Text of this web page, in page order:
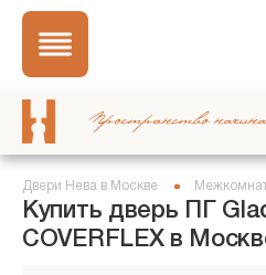
Пространство
Двери Нева в Москве
Купить дверь ПГ
COVERFLEX в